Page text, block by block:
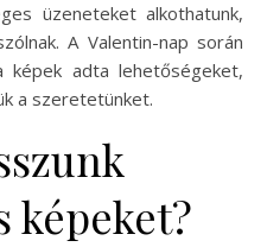
üzeneteket alkothatunk,
A Valentin-nap során
képek adta lehetőségeket,
a szeretetünket.
képeket?